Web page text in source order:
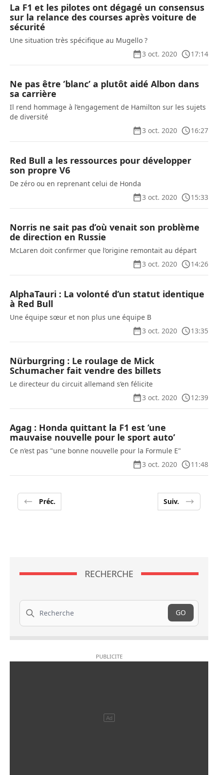
La F1 et les pilotes ont dégagé un consensus
sur la relance des courses après voiture de
sécurité
Une situation très spécifique au Mugello ?
3 oct. 2020
17:14
Ne pas être ’blanc’ a plutôt aidé Albon dans
sa carrière
Il rend hommage à l’engagement de Hamilton sur les sujets
de diversité
3 oct. 2020
16:27
Red Bull a les ressources pour développer
son propre V6
De zéro ou en reprenant celui de Honda
3 oct. 2020
15:33
Norris ne sait pas d’où venait son problème
de direction en Russie
McLaren doit confirmer que l’origine remontait au départ
3 oct. 2020
14:26
AlphaTauri : La volonté d’un statut identique
à Red Bull
Une équipe sœur et non plus une équipe B
3 oct. 2020
13:35
Nürburgring : Le roulage de Mick
Schumacher fait vendre des billets
Le directeur du circuit allemand s’en félicite
3 oct. 2020
12:39
Agag : Honda quittant la F1 est ’une
mauvaise nouvelle pour le sport auto’
Ce n’est pas "une bonne nouvelle pour la Formule E"
3 oct. 2020
11:48
Préc. Suiv.
RECHERCHE
Recherche
GO